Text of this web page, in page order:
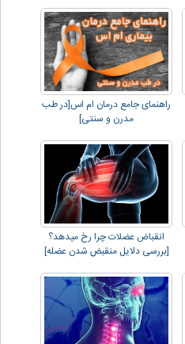
راهنمای جامع درمان ام اس[در طب
مدرن و سنتی]
انقباض عضلات چرا رخ میدهد؟
[بررسی دلایل منقبض شدن عضله]